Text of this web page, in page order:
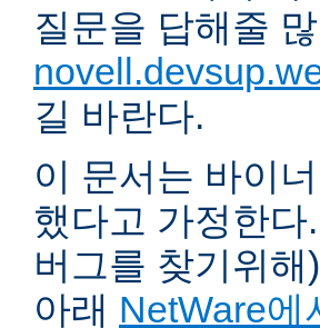
질문을 답해줄
길 바란다.
이 문서는 바이
했다고 가정한
버그를 찾기위
아래 NetWare에